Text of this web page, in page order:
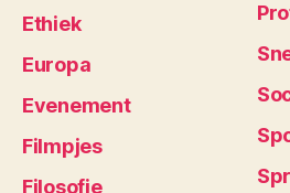
Ethiek
Europa
Evenement
Filmpjes
Filosofie